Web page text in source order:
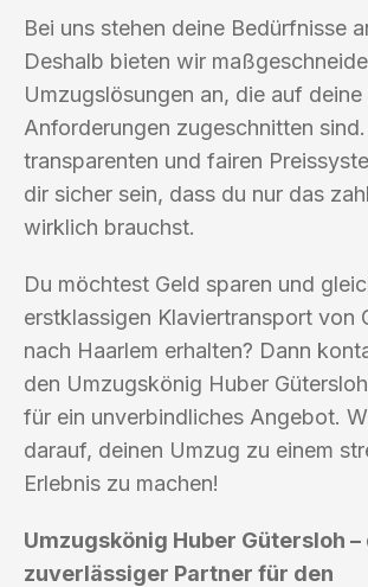
Bei uns stehen deine Bedürfnisse
Deshalb bieten wir
Umzugslösungen an, die auf
Anforderungen zugeschnitten
transparenten und fairen
dir sicher sein, dass du nur das
wirklich brauchst.
Du möchtest Geld sparen und
erstklassigen Klaviertransport von
nach Haarlem erhalten? Dann
den Umzugskönig Huber
für ein unverbindliches Angebot.
darauf, deinen Umzug zu einem
Erlebnis zu machen!
Umzugskönig Huber Gütersloh –
zuverlässiger Partner für den